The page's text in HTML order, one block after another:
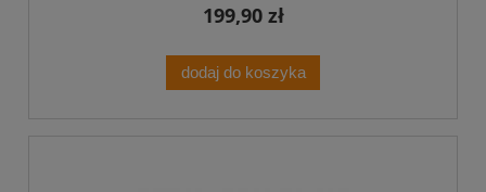
199,90 zł
dodaj do koszyka